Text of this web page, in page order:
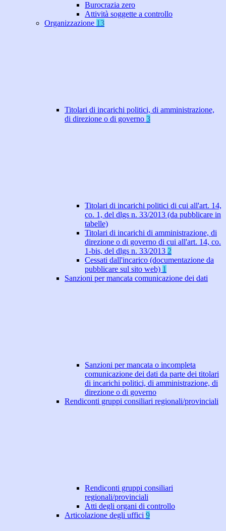
Burocrazia zero
Attività soggette a controllo
Organizzazione 13
Titolari di incarichi politici, di amministrazione,
di direzione o di governo 3
Titolari di incarichi politici di cui all'art. 14,
co. 1, del dlgs n. 33/2013 (da pubblicare in
tabelle)
Titolari di incarichi di amministrazione, di
direzione o di governo di cui all'art. 14, co.
1-bis, del dlgs n. 33/2013 2
Cessati dall'incarico (documentazione da
pubblicare sul sito web) 1
Sanzioni per mancata comunicazione dei dati
Sanzioni per mancata o incompleta
comunicazione dei dati da parte dei titolari
di incarichi politici, di amministrazione, di
direzione o di governo
Rendiconti gruppi consiliari regionali/provinciali
Rendiconti gruppi consiliari
regionali/provinciali
Atti degli organi di controllo
Articolazione degli uffici 9